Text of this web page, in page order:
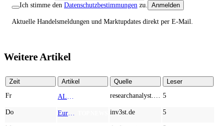
Ich stimme den Datenschutzbestimmungen zu. Anmelden
Aktuelle Handelsmeldungen und Marktupdates direkt per E-Mail.
Weitere Artikel
Zeit Artikel Quelle
Leser
Fr
5
Do inv3st.de 5